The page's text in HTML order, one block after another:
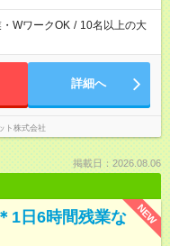
WワークOK / 10名以上の大
詳細へ
ト株式会社
掲載日：2026.08.06
NEW
1日6時間残業な